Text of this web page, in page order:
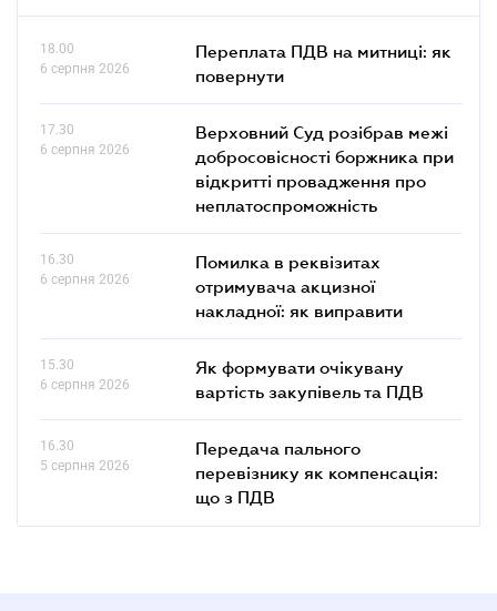
18.00
6 серпня 2026
Переплата ПДВ на митниці: як
повернути
17.30
6 серпня 2026
Верховний Суд розібрав межі
добросовісності боржника при
відкритті провадження про
неплатоспроможність
16.30
6 серпня 2026
Помилка в реквізитах
отримувача акцизної
накладної: як виправити
15.30
6 серпня 2026
Як формувати очікувану
вартість закупівель та ПДВ
16.30
5 серпня 2026
Передача пального
перевізнику як компенсація:
що з ПДВ